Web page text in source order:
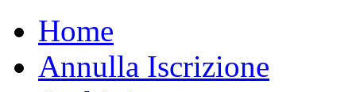
Home
Annulla Iscrizione